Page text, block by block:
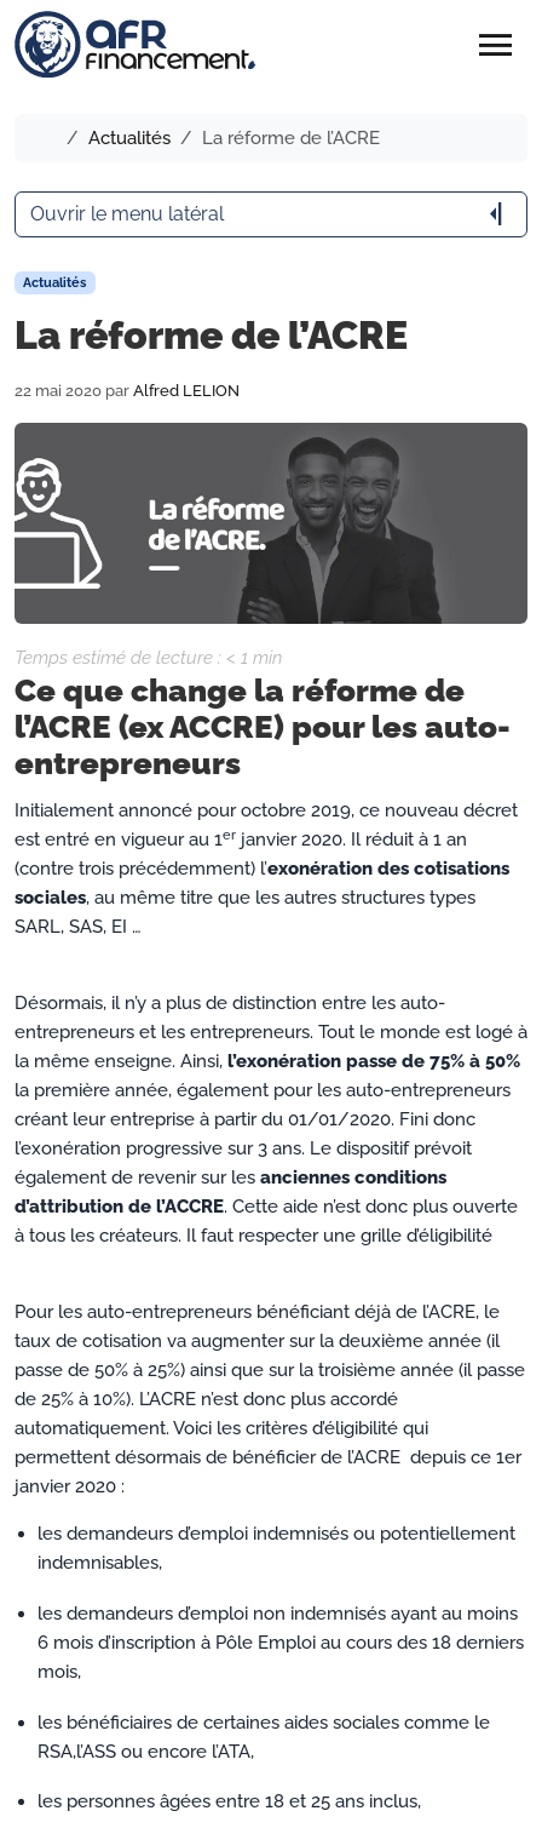
menu
Accueil
Actualités La réforme de l’ACRE
Actualités
La réforme de l’ACRE
22 mai 2020 par Alfred LELION
Temps estimé de lecture : < 1 min
Ce que change la réforme de
l’ACRE (ex ACCRE) pour les auto-
entrepreneurs
Initialement annoncé pour octobre 2019, ce nouveau décret
est entré en vigueur au 1er janvier 2020. Il réduit à 1 an
(contre trois précédemment) l’exonération des cotisations
sociales, au même titre que les autres structures types
SARL, SAS, EI …
Désormais, il n’y a plus de distinction entre les auto-
entrepreneurs et les entrepreneurs. Tout le monde est logé à
la même enseigne. Ainsi, l’exonération passe de 75% à 50%
la première année, également pour les auto-entrepreneurs
créant leur entreprise à partir du 01/01/2020. Fini donc
l’exonération progressive sur 3 ans. Le dispositif prévoit
également de revenir sur les anciennes conditions
d’attribution de l’ACCRE. Cette aide n’est donc plus ouverte
à tous les créateurs. Il faut respecter une grille d’éligibilité
Pour les auto-entrepreneurs bénéficiant déjà de l’ACRE, le
taux de cotisation va augmenter sur la deuxième année (il
passe de 50% à 25%) ainsi que sur la troisième année (il passe
de 25% à 10%). L’ACRE n’est donc plus accordé
automatiquement. Voici les critères d’éligibilité qui
permettent désormais de bénéficier de l’ACRE depuis ce 1er
janvier 2020 :
les demandeurs d’emploi indemnisés ou potentiellement
indemnisables,
les demandeurs d’emploi non indemnisés ayant au moins
6 mois d’inscription à Pôle Emploi au cours des 18 derniers
mois,
les bénéficiaires de certaines aides sociales comme le
RSA,l’ASS ou encore l’ATA,
les personnes âgées entre 18 et 25 ans inclus,
Ouvrir le menu latéral arrow_menu_close